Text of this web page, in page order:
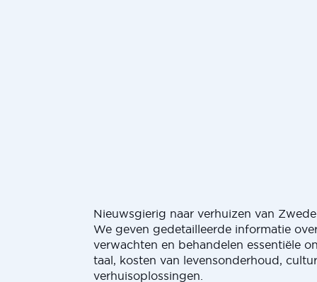
Nieuwsgierig naar verhuizen van
We geven gedetailleerde informatie
verwachten en behandelen essentiële
taal, kosten van levensonderhoud,
verhuisoplossingen.